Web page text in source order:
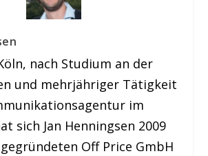
nach Studium an der
und mehrjähriger Tätigkeit
im
sich Jan Henningsen 2009
Off Price GmbH